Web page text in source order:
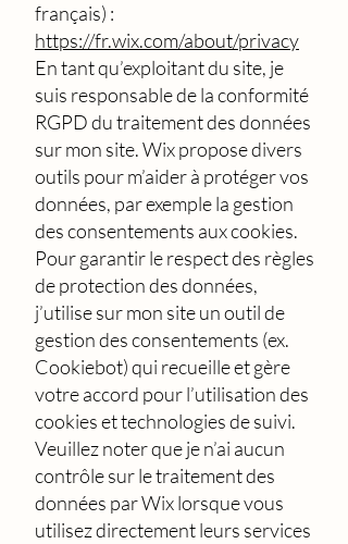
français) :
https://fr.wix.com/about/privacy
En tant qu’exploitant du site, je
suis responsable de la conformité
RGPD du traitement des données
sur mon site. Wix propose divers
outils pour m’aider à protéger vos
données, par exemple la gestion
des consentements aux cookies.
Pour garantir le respect des règles
de protection des données,
j’utilise sur mon site un outil de
gestion des consentements (ex.
Cookiebot) qui recueille et gère
votre accord pour l’utilisation des
cookies et technologies de suivi.
Veuillez noter que je n’ai aucun
contrôle sur le traitement des
données par Wix lorsque vous
utilisez directement leurs services